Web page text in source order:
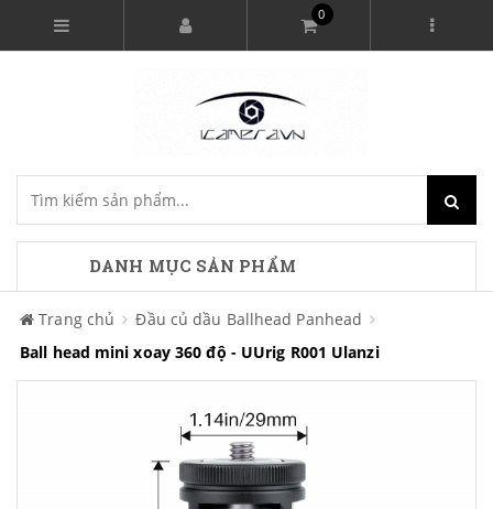
0
DANH MỤC SẢN PHẨM
Trang chủ
Đầu củ dầu Ballhead Panhead
Ball head mini xoay 360 độ - UUrig R001 Ulanzi